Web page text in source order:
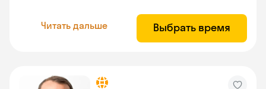
Читать дальше Выбрать время